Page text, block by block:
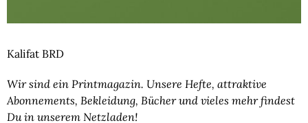
Kalifat BRD
Wir sind ein Printmagazin. Unsere Hefte, attraktive
Abonnements, Bekleidung, Bücher und vieles mehr findest
Du in unserem Netzladen!